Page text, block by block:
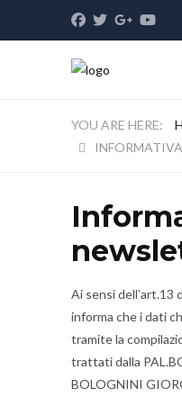
Ai sensi dell’art.13
informa che i dati
tramite la
trattati dalla
BOLOGNINI